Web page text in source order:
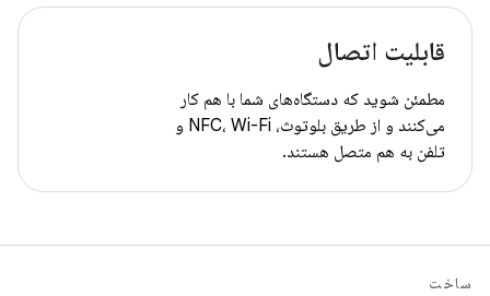
قابلیت اتصال
مطمئن شوید که دستگاه‌های شما با هم کار
می‌کنند و از طریق بلوتوث، NFC، Wi-Fi و
تلفن به هم متصل هستند.
ساخت